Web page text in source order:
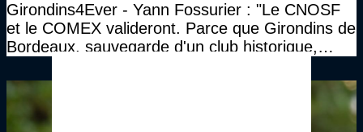
Girondins4Ever - Yann Fossurier : "Le CNOSF
et le COMEX valideront. Parce que Girondins de
Bordeaux, sauvegarde d'un club historique,